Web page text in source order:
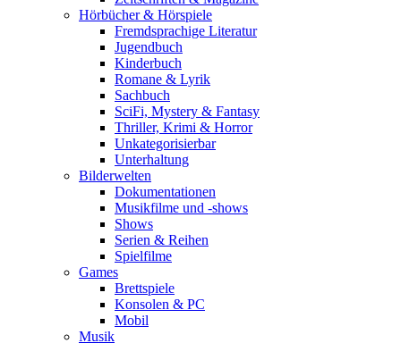
Hörbücher & Hörspiele
Fremdsprachige Literatur
Jugendbuch
Kinderbuch
Romane & Lyrik
Sachbuch
SciFi, Mystery & Fantasy
Thriller, Krimi & Horror
Unkategorisierbar
Unterhaltung
Bilderwelten
Dokumentationen
Musikfilme und -shows
Shows
Serien & Reihen
Spielfilme
Games
Brettspiele
Konsolen & PC
Mobil
Musik